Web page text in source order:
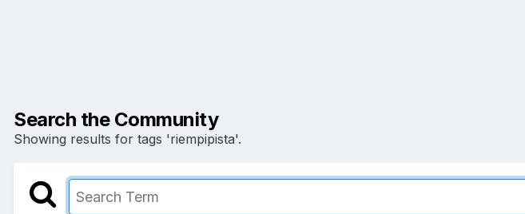
Search the Community
Showing results for tags 'riempipista'.